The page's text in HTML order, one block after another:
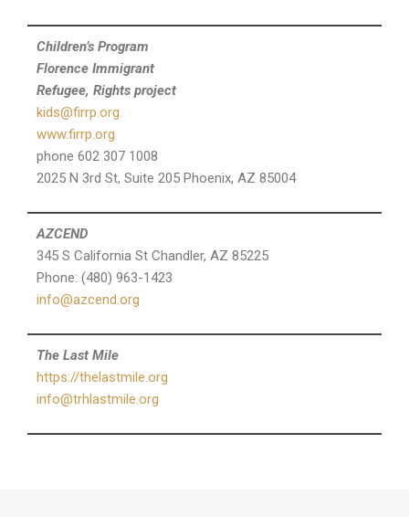
Children’s Program
Florence Immigrant
Refugee, Rights project
kids@firrp.org
www.firrp.org
phone 602 307 1008
2025 N 3rd St, Suite 205 Phoenix, AZ 85004
AZCEND
345 S California St Chandler, AZ 85225
Phone: (480) 963-1423
info@azcend.org
The Last Mile
https://thelastmile.org
info@trhlastmile.org